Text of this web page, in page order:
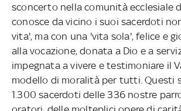
sconcerto nella comunità ecclesiale
conosce da vicino i suoi sacerdoti
vita', ma con una 'vita sola', felice e
alla vocazione, donata a Dio e a
impegnata a vivere e testimoniare il
modello di moralità per tutti. Questi
1.300 sacerdoti delle 336 nostre